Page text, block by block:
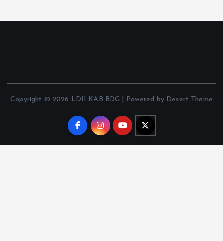
Copyright © 2026 LDII KAB BDG | Powered by Desert Theme